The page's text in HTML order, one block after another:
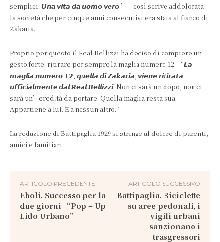
semplici. 𝙐𝙣𝙖 𝙫𝙞𝙩𝙖 𝙙𝙖 𝙪𝙤𝙢𝙤 𝙫𝙚𝙧𝙤.” – così scrive addolorata
la società che per cinque anni consecutivi era stata al fianco di
Zakaria.
Proprio per questo il Real Bellizzi ha deciso di compiere un
gesto forte: ritirare per sempre la maglia numero 12. “𝙇𝙖
𝙢𝙖𝙜𝙡𝙞𝙖 𝙣𝙪𝙢𝙚𝙧𝙤 𝟭𝟮, 𝙦𝙪𝙚𝙡𝙡𝙖 𝙙𝙞 𝙕𝙖𝙠𝙖𝙧𝙞𝙖, 𝙫𝙞𝙚𝙣𝙚 𝙧𝙞𝙩𝙞𝙧𝙖𝙩𝙖
𝙪𝙛𝙛𝙞𝙘𝙞𝙖𝙡𝙢𝙚𝙣𝙩𝙚 𝙙𝙖𝙡 𝙍𝙚𝙖𝙡 𝘽𝙚𝙡𝙡𝙞𝙯𝙯𝙞. Non ci sarà un dopo, non ci
sarà un’eredità da portare. Quella maglia resta sua.
Appartiene a lui. E a nessun altro.”
La redazione di Battipaglia 1929 si stringe al dolore di parenti,
amici e familiari.
ARTICOLO PRECEDENTE
Eboli. Successo per la
due giorni “Pop – Up
Lido Urbano”
ARTICOLO SUCCESSIVO
Battipaglia. Biciclette
su aree pedonali, i
vigili urbani
sanzionano i
trasgressori